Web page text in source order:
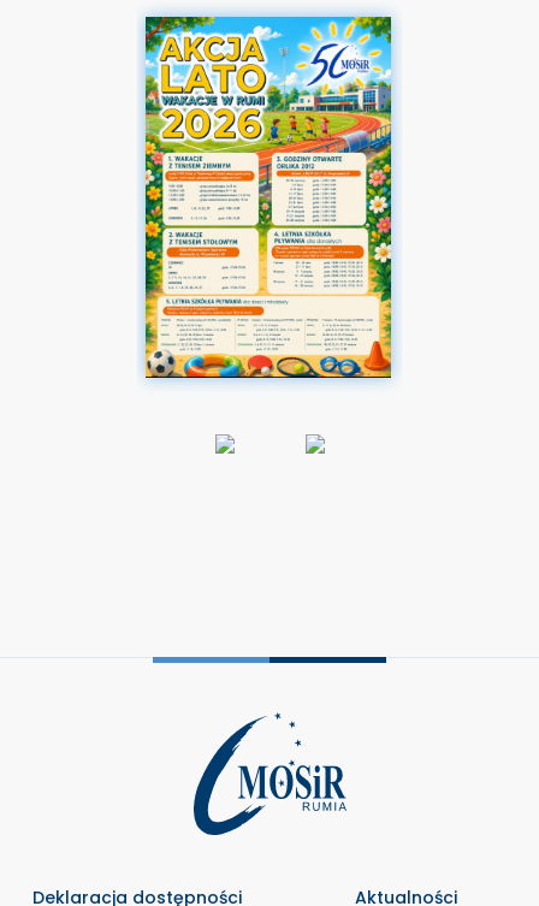
Deklaracja dostępności Aktualności